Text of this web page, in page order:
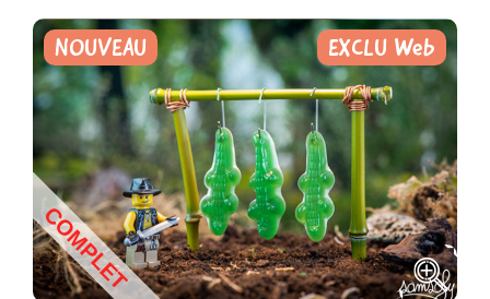
NOUVEAU EXCLU Web
COMPLET